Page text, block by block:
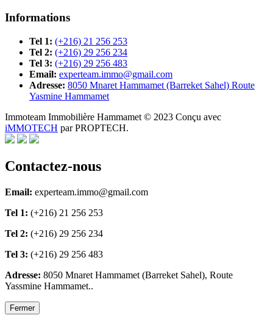
Informations
Tel 1: (+216) 21 256 253
Tel 2: (+216) 29 256 234
Tel 3: (+216) 29 256 483
Email: experteam.immo@gmail.com
Adresse: 8050 Mnaret Hammamet (Barreket Sahel) Route
Yasmine Hammamet
Immoteam Immobilière Hammamet © 2023 Conçu avec
iMMOTECH par PROPTECH.
Contactez-nous
Email: experteam.immo@gmail.com
Tel 1: (+216) 21 256 253
Tel 2: (+216) 29 256 234
Tel 3: (+216) 29 256 483
Adresse: 8050 Mnaret Hammamet (Barreket Sahel), Route
Yassmine Hammamet..
Fermer